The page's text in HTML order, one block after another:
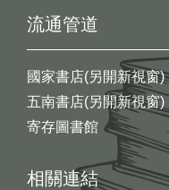
流通管道
國家書店(另開新視窗)
五南書店(另開新視窗)
寄存圖書館
相關連結